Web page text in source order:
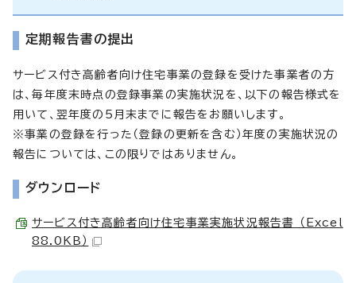
定期報告書の提出
サービス付き高齢者向け住宅事業の登録を受けた事業者の方
は、毎年度末時点の登録事業の実施状況を、以下の報告様式を
用いて、翌年度の5月末までに報告をお願いします。
※事業の登録を行った（登録の更新を含む）年度の実施状況の
報告については、この限りではありません。
ダウンロード
サービス付き高齢者向け住宅事業実施状況報告書 （Excel
88.0KB）